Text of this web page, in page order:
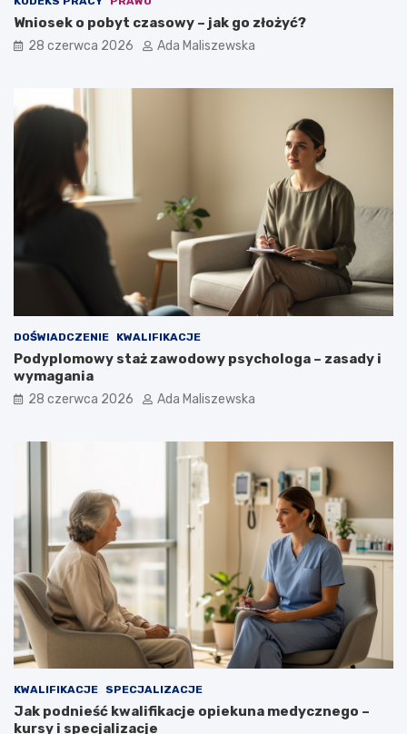
Wniosek o pobyt czasowy – jak go złożyć?
28 czerwca 2026 Ada Maliszewska
DOŚWIADCZENIE KWALIFIKACJE
Podyplomowy staż zawodowy psychologa – zasady i
wymagania
28 czerwca 2026 Ada Maliszewska
KWALIFIKACJE SPECJALIZACJE
Jak podnieść kwalifikacje opiekuna medycznego –
kursy i specjalizacje